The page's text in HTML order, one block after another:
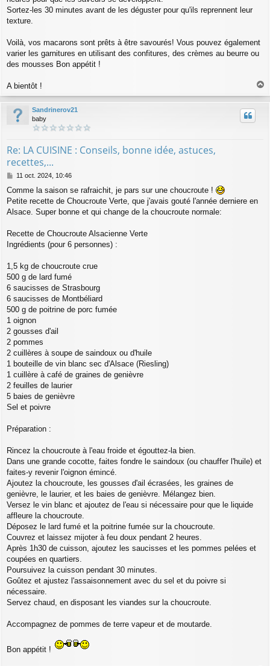
Sortez-les 30 minutes avant de les déguster pour qu'ils reprennent leur
texture.
Voilà, vos macarons sont prêts à être savourés! Vous pouvez également
varier les garnitures en utilisant des confitures, des crèmes au beurre ou
des mousses Bon appétit !
A bientôt !
u
Sandrinerov21
baby
Re: LA CUISINE : Conseils, bonne idée, astuces,
recettes,...
M
s
s
a
11 oct. 2024, 10:46
Comme la saison se rafraichit, je pars sur une choucroute !
Petite recette de Choucroute Verte, que j'avais gouté l'année derniere en
Alsace. Super bonne et qui change de la choucroute normale:
Recette de Choucroute Alsacienne Verte
Ingrédients (pour 6 personnes) :
1,5 kg de choucroute crue
500 g de lard fumé
6 saucisses de Strasbourg
6 saucisses de Montbéliard
500 g de poitrine de porc fumée
1 oignon
2 gousses d'ail
2 pommes
2 cuillères à soupe de saindoux ou d'huile
1 bouteille de vin blanc sec d'Alsace (Riesling)
1 cuillère à café de graines de genièvre
2 feuilles de laurier
5 baies de genièvre
Sel et poivre
Préparation :
Rincez la choucroute à l'eau froide et égouttez-la bien.
Dans une grande cocotte, faites fondre le saindoux (ou chauffer l'huile) et
faites-y revenir l'oignon émincé.
Ajoutez la choucroute, les gousses d'ail écrasées, les graines de
genièvre, le laurier, et les baies de genièvre. Mélangez bien.
Versez le vin blanc et ajoutez de l'eau si nécessaire pour que le liquide
affleure la choucroute.
Déposez le lard fumé et la poitrine fumée sur la choucroute.
Couvrez et laissez mijoter à feu doux pendant 2 heures.
Après 1h30 de cuisson, ajoutez les saucisses et les pommes pelées et
coupées en quartiers.
Poursuivez la cuisson pendant 30 minutes.
Goûtez et ajustez l'assaisonnement avec du sel et du poivre si
nécessaire.
Servez chaud, en disposant les viandes sur la choucroute.
Accompagnez de pommes de terre vapeur et de moutarde.
Bon appétit !